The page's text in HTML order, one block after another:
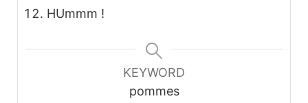
HUmmm !
KEYWORD
pommes